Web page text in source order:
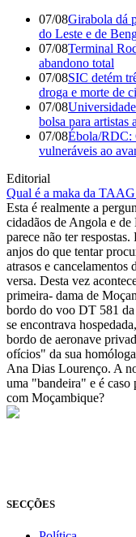
07/08Girabola dá
do Leste e de
07/08Terminal
abandono total
07/08SIC detém
droga e morte de
07/08
bolsa para artistas
07/08Ébola/RDC:
vulneráveis ao
Editorial
Qual é a maka da
Esta é realmente a
cidadãos de Angola e
parece não ter
anjos do que tentar
atrasos e
versa. Desta vez
primeira- dama de
bordo do voo DT 581
se encontrava
bordo de aeronave
ofícios" da sua
Ana Dias Lourenço. A
uma "bandeira" e é
com Moçambique?
SECÇÕES